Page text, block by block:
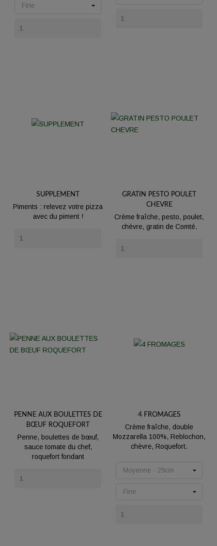
SUPPLEMENT
Piments : relevez votre pizza
avec du piment !
GRATIN PESTO POULET
CHEVRE
Crème fraîche, pesto, poulet,
chèvre, gratin de Comté.
PENNE AUX BOULETTES DE
BŒUF ROQUEFORT
Penne, boulettes de bœuf,
sauce tomate du chef,
roquefort fondant
4 FROMAGES
Crème fraîche, double
Mozzarella 100%, Reblochon,
chèvre, Roquefort.